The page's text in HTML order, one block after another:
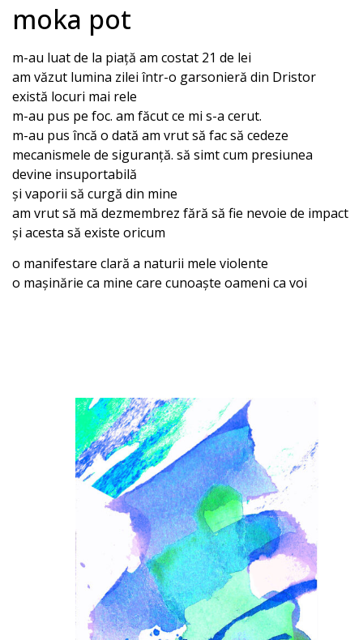
moka pot
m-au luat de la piață am costat 21 de lei
am văzut lumina zilei într-o garsonieră din Dristor
există locuri mai rele
m-au pus pe foc. am făcut ce mi s-a cerut.
m-au pus încă o dată am vrut să fac să cedeze
mecanismele de siguranță. să simt cum presiunea
devine insuportabilă
și vaporii să curgă din mine
am vrut să mă dezmembrez fără să fie nevoie de impact
și acesta să existe oricum
o manifestare clară a naturii mele violente
o mașinărie ca mine care cunoaște oameni ca voi